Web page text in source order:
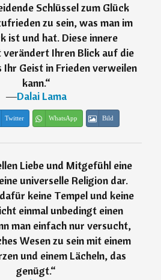
Schlüssel zum Glück
zu sein, was man im
ist und hat. Diese innere
Ihren Blick auf die
Ihr Geist in Frieden verweilen
kann.“
―Dalai Lama
Twitter WhatsApp Bild
Liebe und Mitgefühl eine
universelle Religion dar.
keine Tempel und keine
einmal unbedingt einen
man einfach nur versucht,
Wesen zu sein mit einem
und einem Lächeln, das
genügt.“